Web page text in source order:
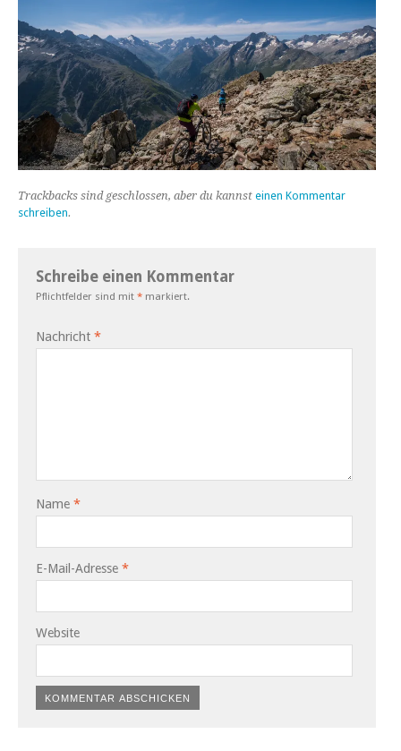
Trackbacks sind geschlossen, aber du kannst einen Kommentar
schreiben.
Schreibe einen Kommentar
Pflichtfelder sind mit * markiert.
Nachricht *
Name *
E-Mail-Adresse *
Website